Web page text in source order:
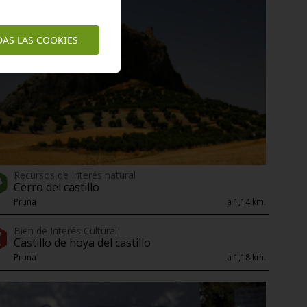
Recursos de Interés natural
Cerro del castillo
Pruna a 1,14 km.
Bien de Interés Cultural
Castillo de hoya del castillo
Pruna a 1,18 km.
LAS COOKIES